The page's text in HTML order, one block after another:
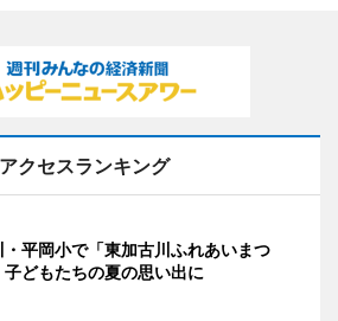
アクセスランキング
・平岡小で「東加古川ふれあいまつ
どもたちの夏の思い出に